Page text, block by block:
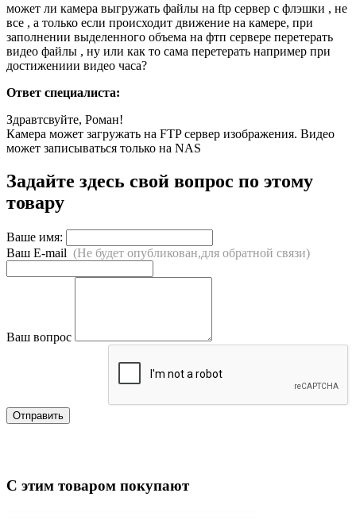
может ли камера выгружать файлы на ftp сервер с флэшки , не
все , а только если происходит движение на камере, при
заполнении выделенного объема на фтп сервере перетерать
видео файлы , ну или как то сама перетерать например при
достижениии видео часа?
Ответ специалиста:
Здравтсвуйте, Роман!
Камера может загружать на FTP сервер изображения. Видео
может записываться только на NAS
Задайте здесь свой вопрос по этому
товару
Ваше имя:
Ваш E-mail (Не будет опубликован,для обратной связи)
Ваш вопрос
Отправить
С этим товаром покупают